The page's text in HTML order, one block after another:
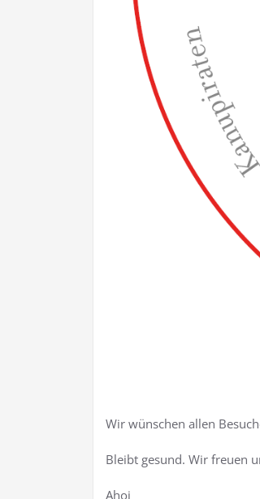
Wir wünschen allen
Bleibt gesund. Wir freuen
Ahoi